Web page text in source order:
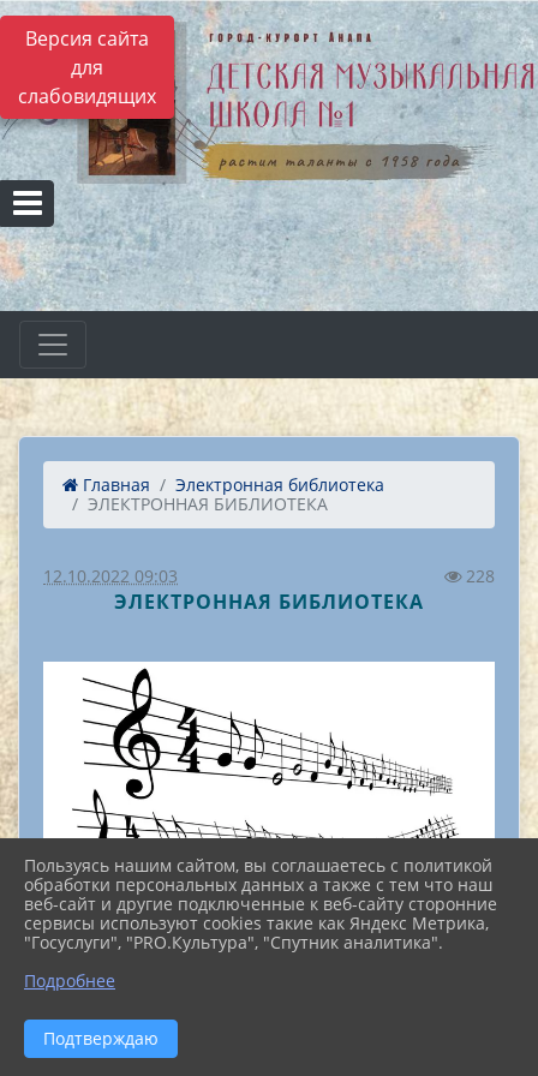
Версия сайта
для
слабовидящих
Главная
Электронная библиотека
ЭЛЕКТРОННАЯ БИБЛИОТЕКА
12.10.2022 09:03 228
ЭЛЕКТРОННАЯ БИБЛИОТЕКА
1.Общероссийская медиатека Нотный архив
Более 15 000 нот для различных инструментов.
Пользуясь нашим сайтом, вы соглашаетесь с политикой
обработки персональных данных а также с тем что наш
веб-сайт и другие подключенные к веб-сайту сторонние
сервисы используют cookies такие как Яндекс Метрика,
"Госуслуги", "PRO.Культура", "Спутник аналитика".
Подробнее
Подтверждаю